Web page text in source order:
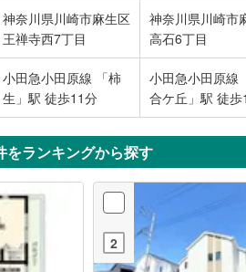
神奈川県川崎市麻生区
王禅寺西7丁目
神奈川県川崎市
高石6丁目
小田急小田原線 「柿
生」駅 徒歩11分
小田急小田原線
合ケ丘」駅 徒
をランキングから探す
2